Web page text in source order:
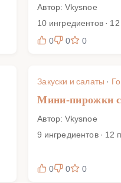
Автор: Vkysnoe
10 ингредиентов ·
0
0 0
Закуски и салаты ·
Мини-пирожки с
Автор: Vkysnoe
9 ингредиентов · 12
0 0 0